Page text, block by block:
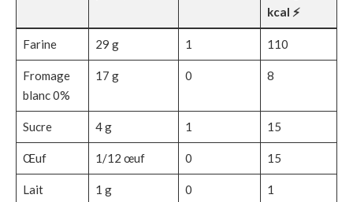
kcal ⚡
Farine 29 g 1 110
Fromage
blanc 0%
17 g 0 8
Sucre 4 g 1 15
Œuf 1/12 œuf 0 15
Lait 1 g 0 1